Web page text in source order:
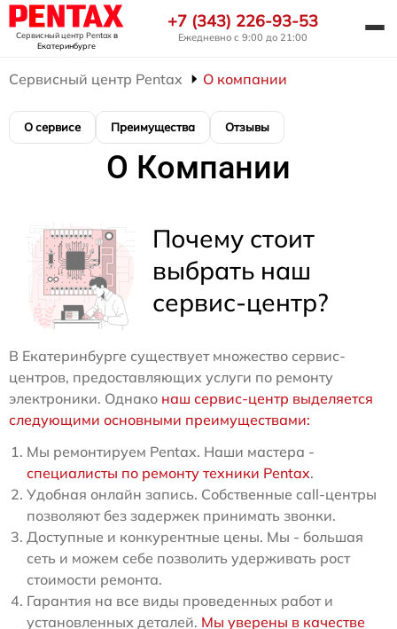
Сервисный центр Pentaxв
Екатеринбурге
+7 (343) 226-93-53
Ежедневно с 9:00 до 21:00
Сервисный центр Pentax О компании
О сервисе Преимущества Отзывы
О Компании
Почему стоит
выбрать наш
сервис-центр?
В Екатеринбурге существует множество сервис-
центров, предоставляющих услуги по ремонту
электроники. Однако наш сервис-центр выделяется
следующими основными преимуществами:
Мы ремонтируем Pentax. Наши мастера -
специалисты по ремонту техники Pentax.
Удобная онлайн запись. Собственные call-центры
позволяют без задержек принимать звонки.
Доступные и конкурентные цены. Мы - большая
сеть и можем себе позволить удерживать рост
стоимости ремонта.
Гарантия на все виды проведенных работ и
установленных деталей. Мы уверены в качестве